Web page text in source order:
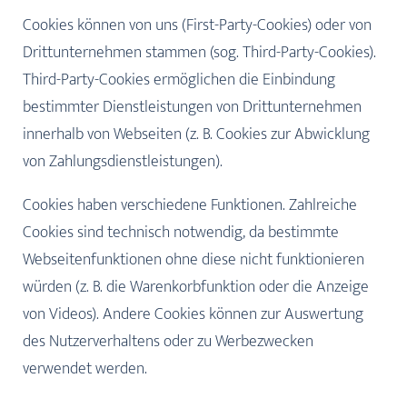
Cookies können von uns (First-Party-Cookies) oder von
Drittunternehmen stammen (sog. Third-Party-Cookies).
Third-Party-Cookies ermöglichen die Einbindung
bestimmter Dienstleistungen von Drittunternehmen
innerhalb von Webseiten (z. B. Cookies zur Abwicklung
von Zahlungsdienstleistungen).
Cookies haben verschiedene Funktionen. Zahlreiche
Cookies sind technisch notwendig, da bestimmte
Webseitenfunktionen ohne diese nicht funktionieren
würden (z. B. die Warenkorbfunktion oder die Anzeige
von Videos). Andere Cookies können zur Auswertung
des Nutzerverhaltens oder zu Werbezwecken
verwendet werden.